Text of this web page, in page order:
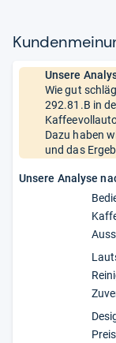
Unsere
Wie gut
292.81.B in
Dazu haben
und das
Unsere Analyse